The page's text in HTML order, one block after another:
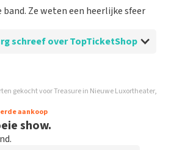
Ze weten een heerlijke sfeer
schreef over TopTicketShop
over
gekocht voor Treasure in Nieuwe Luxortheater,
aankoop
show.